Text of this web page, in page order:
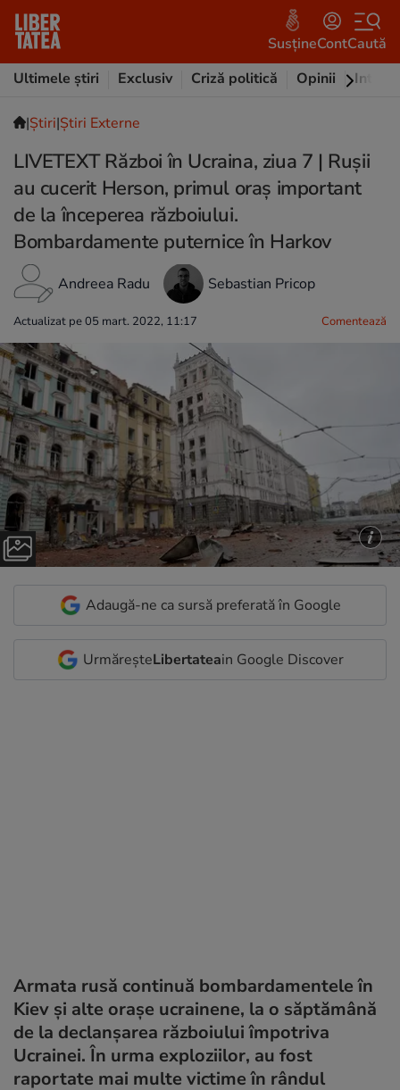
SusțineContCaută
Ultimele știri
Exclusiv Criză politică Opinii
|Ştiri|Știri Externe
LIVETEXT Război în Ucraina, ziua 7 | Rușii
au cucerit Herson, primul oraș important
de la începerea războiului.
Bombardamente puternice în Harkov
Andreea Radu Sebastian Pricop
Actualizat pe 05 mart. 2022, 11:17 Comentează
Adaugă-ne ca sursă preferată în Google
UrmăreșteLibertateain Google Discover
Armata rusă continuă bombardamentele în
Kiev și alte orașe ucrainene, la o săptămână
de la declanșarea războiului împotriva
Ucrainei. În urma exploziilor, au fost
raportate mai multe victime în rândul